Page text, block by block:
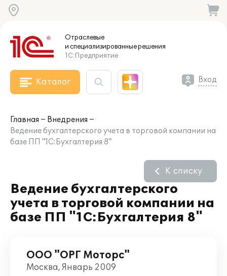
Отраслевые
и специализированныерешения
1С:Предприятие
Каталог Вход
Главная
Внедрения
Ведение бухгалтерского учета в торговой компании на
базе ПП "1С:Бухгалтерия 8"
Ведение бухгалтерского
учета в торговой компании на
базе ПП "1С:Бухгалтерия 8"
К списку
ООО "ОРГ Моторс"
Москва, Январь 2009